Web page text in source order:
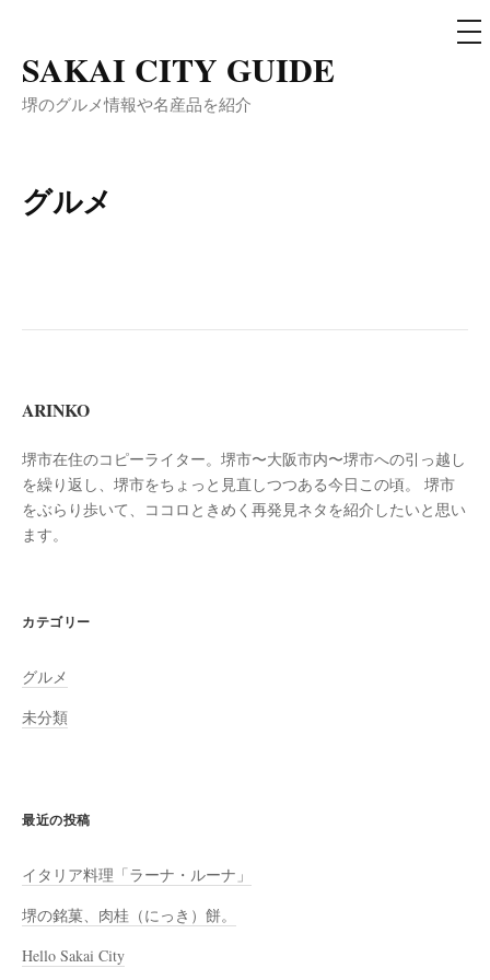
コ
ン
へ
プ
SAKAI CITY GUIDE
堺のグルメ情報や名産品を紹介
メ
ニ
グルメ
ARINKO
堺市在住のコピーライター。堺市〜大阪市内〜堺市への引っ越し
を繰り返し、堺市をちょっと見直しつつある今日この頃。 堺市
をぶらり歩いて、ココロときめく再発見ネタを紹介したいと思い
ます。
カテゴリー
グルメ
未分類
最近の投稿
イタリア料理「ラーナ・ルーナ」
堺の銘菓、肉桂（にっき）餅。
Hello Sakai City